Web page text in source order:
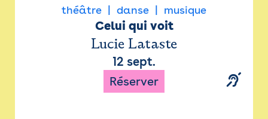
théâtre danse musique
Celui qui voit
Lucie Lataste
12 sept.
Réserver